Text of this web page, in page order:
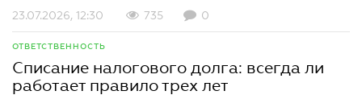
23.07.2026, 12:30 735 0
ОТВЕТСТВЕННОСТЬ
Списание налогового долга: всегда ли
работает правило трех лет